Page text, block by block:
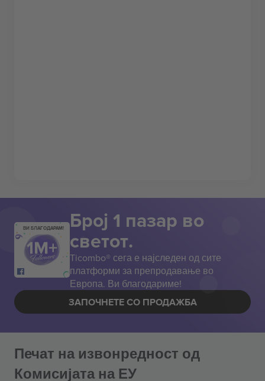
ВИ БЛАГОДАРАМ! Број 1 пазар во
светот.
Ticombo® сега е најследен од сите
платформи за препродавање во
Европа. Ви благодариме!
ЗАПОЧНЕТЕ СО ПРОДАЖБА
Печат на извонредност од
Комисијата на ЕУ